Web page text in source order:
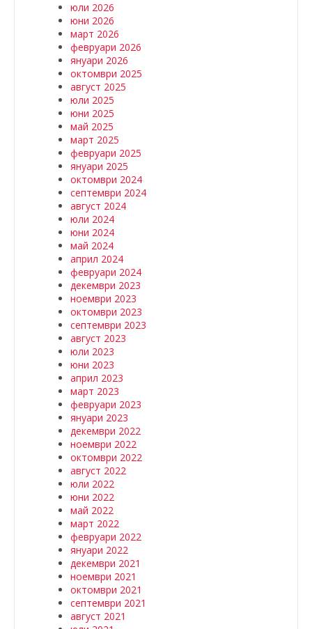
юли 2026
юни 2026
март 2026
февруари 2026
януари 2026
октомври 2025
август 2025
юли 2025
юни 2025
май 2025
март 2025
февруари 2025
януари 2025
октомври 2024
септември 2024
август 2024
юли 2024
юни 2024
май 2024
април 2024
февруари 2024
декември 2023
ноември 2023
октомври 2023
септември 2023
август 2023
юли 2023
юни 2023
април 2023
март 2023
февруари 2023
януари 2023
декември 2022
ноември 2022
октомври 2022
август 2022
юли 2022
юни 2022
май 2022
март 2022
февруари 2022
януари 2022
декември 2021
ноември 2021
октомври 2021
септември 2021
август 2021